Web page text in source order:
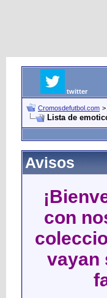
twitter
Cromosdefutbol.com >
Lista de
Avisos
con
vayan